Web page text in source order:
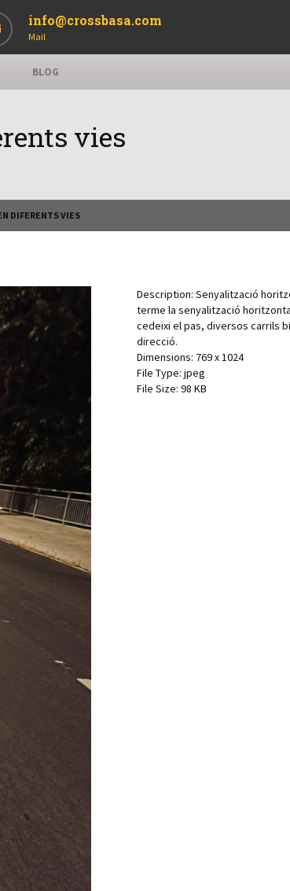
info@crossbasa.com
Mail
BLOG
vies
DIFERENTS VIES
Description: Senyalització
terme la senyalització
cedeixi el pas, diversos carrils
direcció.
Dimensions: 769 x 1024
File Type: jpeg
File Size: 98 KB